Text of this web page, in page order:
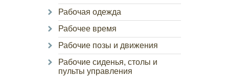
Рабочая одежда
Рабочее время
Рабочие позы и движения
Рабочие сиденья, столы и
пульты управления